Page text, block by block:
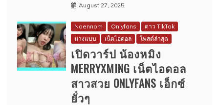
August 27, 2025
Noennom Onlyfans
ดาว TikTok
นางแบบ
เน็ตไอดอล โพสต์ล่าสุด
เปิดวาร์ป น้องหมิง
MERRYXMING เน็ตไอดอล
สาวสวย ONLYFANS เอ็กซ์
ยั่วๆ